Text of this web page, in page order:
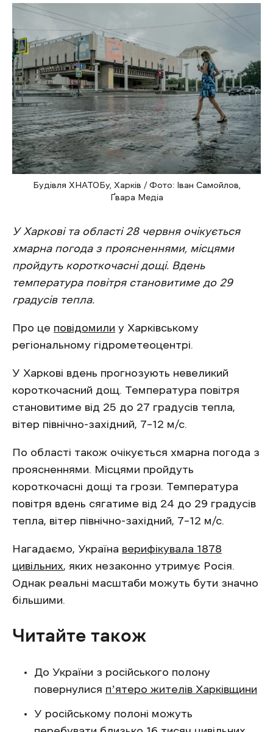
Будівля ХНАТОБу, Харків / Фото: Іван Самойлов,
Ґвара Медіа
У Харкові та області 28 червня очікується
хмарна погода з проясненнями, місцями
пройдуть короткочасні дощі. Вдень
температура повітря становитиме до 29
градусів тепла.
Про це повідомили у Харківському
регіональному гідрометеоцентрі.
У Харкові вдень прогнозують невеликий
короткочасний дощ. Температура повітря
становитиме від 25 до 27 градусів тепла,
вітер північно-західний, 7–12 м/с.
По області також очікується хмарна погода з
проясненнями. Місцями пройдуть
короткочасні дощі та грози. Температура
повітря вдень сягатиме від 24 до 29 градусів
тепла, вітер північно-західний, 7–12 м/с.
Нагадаємо, Україна верифікувала 1878
цивільних, яких незаконно утримує Росія.
Однак реальні масштаби можуть бути значно
більшими.
Читайте також
До України з російського полону
повернулися пʼятеро жителів Харківщини
У російському полоні можуть